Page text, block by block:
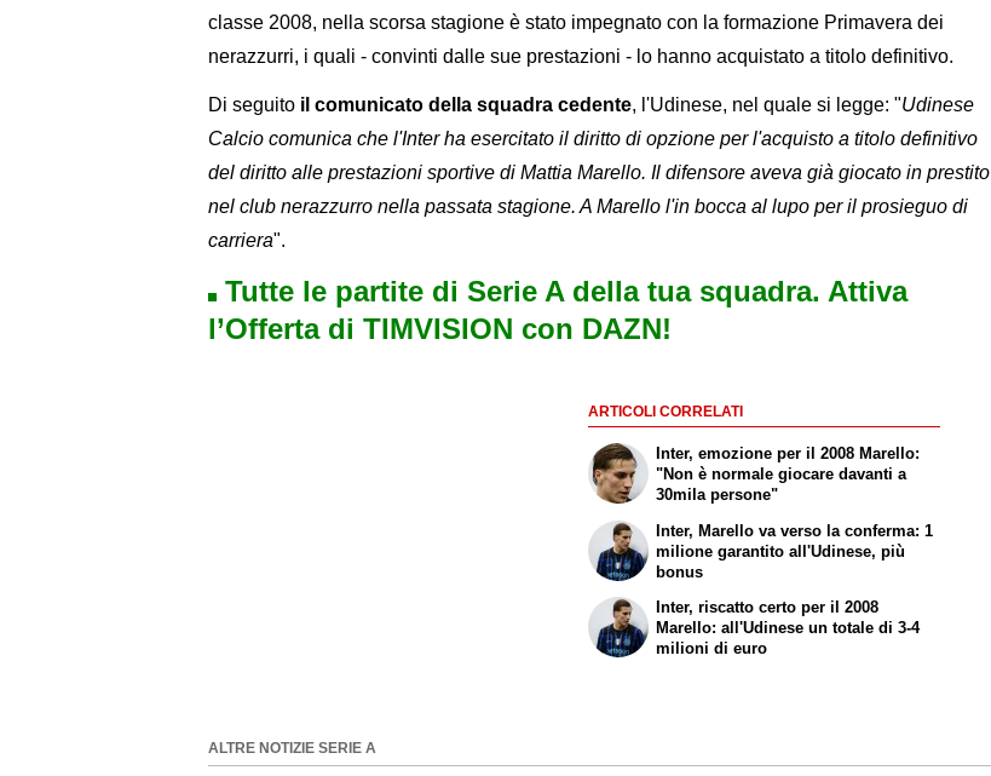
classe 2008, nella scorsa stagione è stato impegnato con la formazione Primavera dei
nerazzurri, i quali - convinti dalle sue prestazioni - lo hanno acquistato a titolo definitivo.
Di seguito il comunicato della squadra cedente, l'Udinese, nel quale si legge: "Udinese
Calcio comunica che l'Inter ha esercitato il diritto di opzione per l'acquisto a titolo definitivo
del diritto alle prestazioni sportive di Mattia Marello. Il difensore aveva già giocato in prestito
nel club nerazzurro nella passata stagione. A Marello l'in bocca al lupo per il prosieguo di
carriera".
Tutte le partite di Serie A della tua squadra. Attiva
l’Offerta di TIMVISION con DAZN!
ARTICOLI CORRELATI
Inter, emozione per il 2008 Marello:
"Non è normale giocare davanti a
30mila persone"
Inter, Marello va verso la conferma: 1
milione garantito all'Udinese, più
bonus
Inter, riscatto certo per il 2008
Marello: all'Udinese un totale di 3-4
milioni di euro
ALTRE NOTIZIE SERIE A